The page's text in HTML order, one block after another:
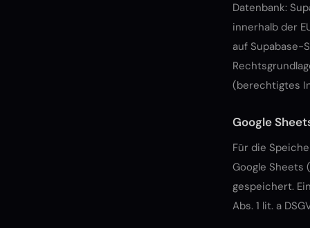
Datenbank:
innerhalb der
auf Supabase-
(berechtigtes
Google
Für die
Google Sheets
gespeichert.
Abs. 1 lit. a